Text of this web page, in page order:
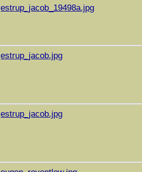
estrup_jacob_19498a.jpg
estrup_jacob.jpg
estrup_jacob.jpg